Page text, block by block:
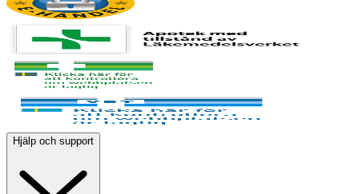
Hjälp och support